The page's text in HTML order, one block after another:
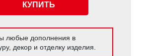
КУПИТЬ
любые дополнения в
декор и отделку изделия.